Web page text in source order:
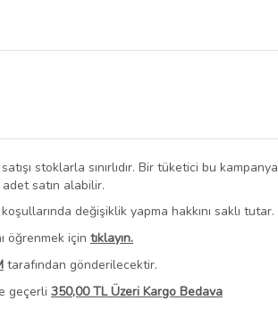
stoklarla sınırlıdır. Bir tüketici bu kampanya
satın alabilir.
değişiklik yapma hakkını saklı tutar.
öğrenmek için tıklayın.
tarafından gönderilecektir.
geçerli 350,00 TL Üzeri Kargo Bedava